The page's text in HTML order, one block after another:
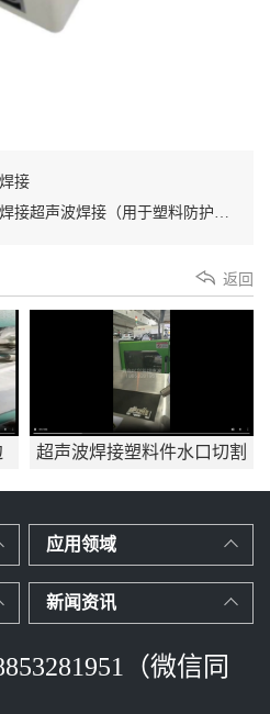
接
返回
超声波焊接塑料件水口切割
应用领域
新闻资讯
（微信同